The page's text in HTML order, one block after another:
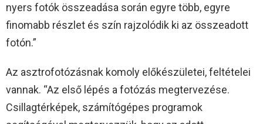
nyers fotók összeadása során egyre több, egyre
finomabb részlet és szín rajzolódik ki az összeadott
fotón.”
Az asztrofotózásnak komoly előkészületei, feltételei
vannak. “Az első lépés a fotózás megtervezése.
Csillagtérképek, számítógépes programok